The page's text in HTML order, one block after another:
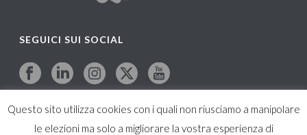
SEGUICI SUI SOCIAL
Questo sito utilizza cookies con i quali non riusciamo a manipolare
le elezioni ma solo a migliorare la vostra esperienza di